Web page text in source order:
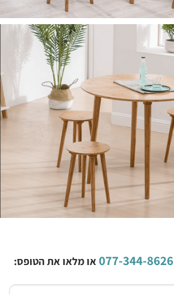
077-344-8626 או מלאו את הטופס: